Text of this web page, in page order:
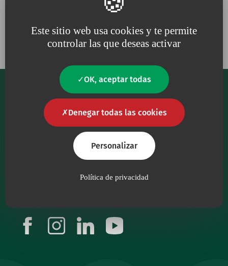
Este sitio web usa cookies y te permite
controlar las que deseas activar
OK, aceptar todas
Denegar todas las cookies
Personalizar
Política de privacidad
Porque para nosotros, la
constantemente
del
medio ambiente
Nuestro principal objetivo es proporcionar al
personal sanitario productos sanitarios de la
facebookinstagramlinkedin